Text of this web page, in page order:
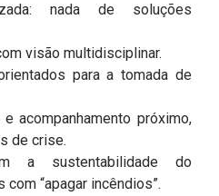
nada de soluções
visão multidisciplinar.
para a tomada de
acompanhamento próximo,
de crise.
a sustentabilidade do
com “apagar incêndios”.